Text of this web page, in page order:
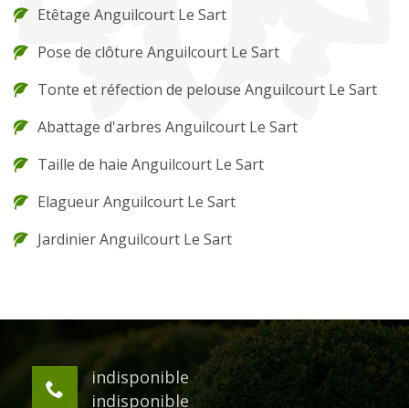
Etêtage Anguilcourt Le Sart
Pose de clôture Anguilcourt Le Sart
Tonte et réfection de pelouse Anguilcourt Le Sart
Abattage d'arbres Anguilcourt Le Sart
Taille de haie Anguilcourt Le Sart
Elagueur Anguilcourt Le Sart
Jardinier Anguilcourt Le Sart
indisponible
indisponible